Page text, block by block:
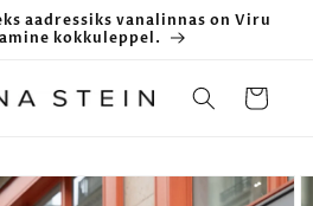
aadressiks vanalinnas on Viru
kokkuleppel.
Ostukorv